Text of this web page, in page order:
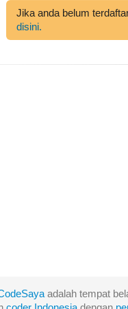
Jika anda belum
disini.
adalah tempat